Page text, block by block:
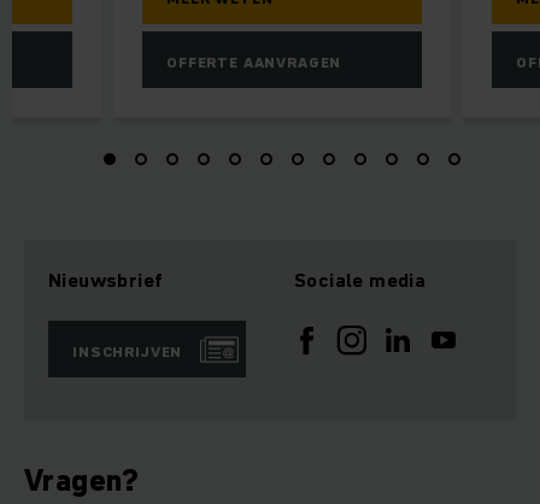
OFFERTE AANVRAGEN
Nieuwsbrief
INSCHRIJVEN
Sociale media
Vragen?